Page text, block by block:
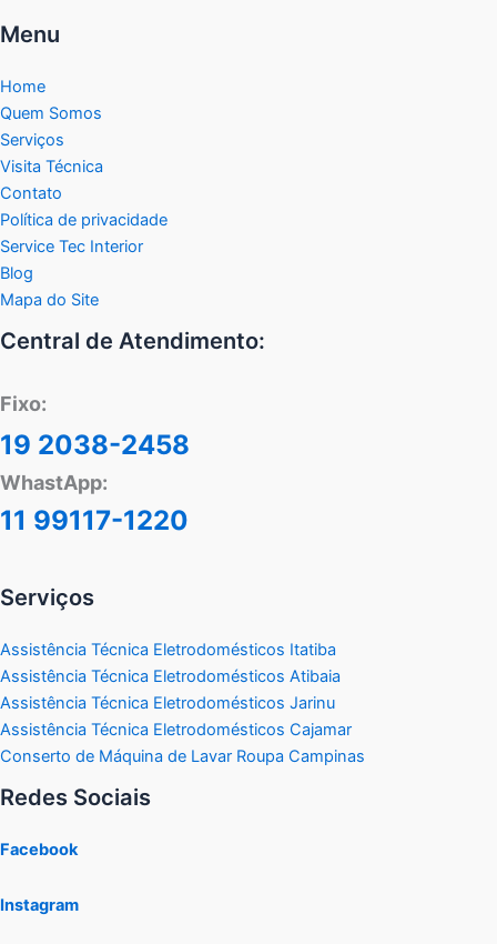
Menu
Home
Quem Somos
Serviços
Visita Técnica
Contato
Política de privacidade
Service Tec Interior
Blog
Mapa do Site
Central de Atendimento:
Fixo:
19 2038-2458
WhastApp:
11 99117-1220
Serviços
Assistência Técnica Eletrodomésticos Itatiba
Assistência Técnica Eletrodomésticos Atibaia
Assistência Técnica Eletrodomésticos Jarinu
Assistência Técnica Eletrodomésticos Cajamar
Conserto de Máquina de Lavar Roupa Campinas
Redes Sociais
Facebook
Instagram